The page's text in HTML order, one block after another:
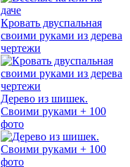
Кровать двуспальная
своими руками из дерева
чертежи
Дерево из шишек.
Своими руками + 100
фото